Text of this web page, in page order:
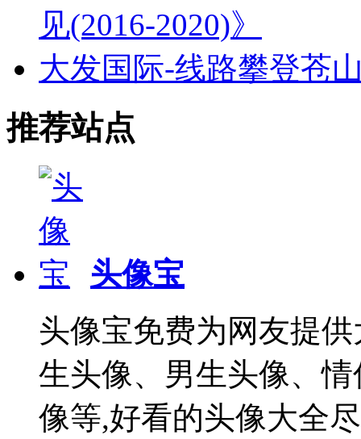
见(2016-2020)》
大发国际-线路攀登苍
推荐站点
头像宝
头像宝免费为网友提
生头像、男生头像、
像等,好看的头像大全